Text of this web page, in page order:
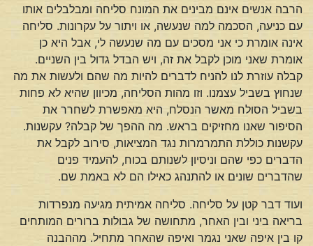
הרבה אנשים אינם מבינים את המונח סליחה ומבלבלים אותו
עם כניעה, הסכמה למה שנעשה, או ויתור על עקרונות. סליחה
אינה אומרת כי אני מסכים עם מה שנעשה לי, אבל היא כן
אומרת שאני מוכן לקבל את זה, ויש הבדל גדול בין השניים.
קבלה עוזרת לנו להניח לדברים להיות מה שהם ולעשות את מה
שנחוץ בשביל עצמנו. וזו מהות הסליחה, מכיוון שהיא לא פחות
בשביל הסולח מאשר הנסלח, היא מאפשרת לשחרר את
הסיפור שאנו מחזיקים בראש. מה ההפך של קבלה? עקשנות.
עקשנות כוללת התמרמרות נגד המציאות, סירוב לקבל את
הדברים כפי שהם וניסיון לשנותם בכוח, להעמיד פנים
שהדברים שונים או להתנהג כאילו הם לא באמת שם.
ועוד דבר קטן על סליחה. סליחה אמיתית מגיעה מנפרדות
בריאה ביני ובין האחר, מתחושה של גבולות ברורים המותחים
קו בין איפה שאני נגמר ואיפה שהאחר מתחיל. מההבנה